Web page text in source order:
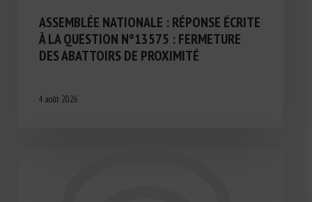
ASSEMBLÉE NATIONALE : RÉPONSE ÉCRITE
À LA QUESTION N°13575 : FERMETURE
DES ABATTOIRS DE PROXIMITÉ
4 août 2026